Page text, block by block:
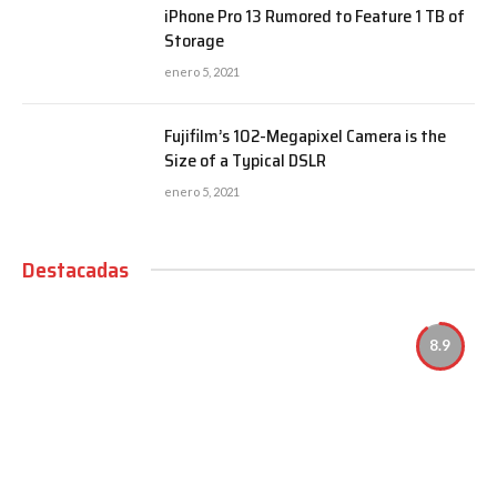
iPhone Pro 13 Rumored to Feature 1 TB of
Storage
enero 5, 2021
Fujifilm’s 102-Megapixel Camera is the
Size of a Typical DSLR
enero 5, 2021
Destacadas
8.9